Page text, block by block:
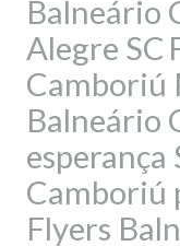
Balneário
Alegre SC
Camboriú
Balneário
esperança
Camboriú
Flyers